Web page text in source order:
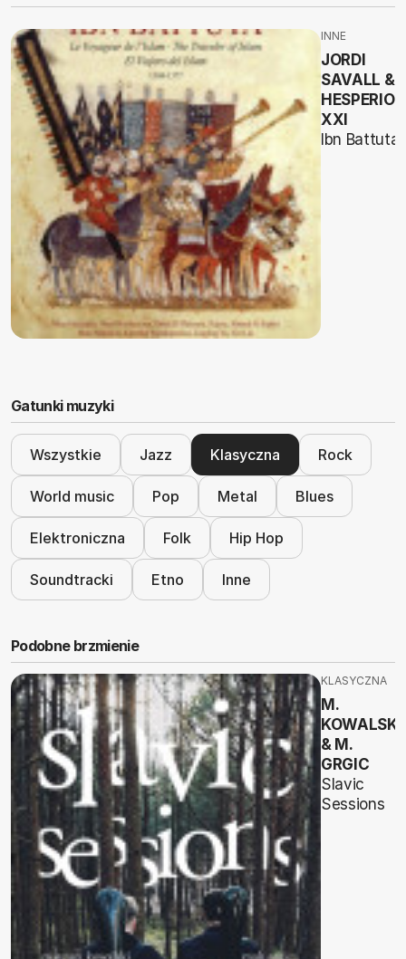
INNE
JORDI
SAVALL &
HESPERION
XXI
Ibn Battuta
Gatunki muzyki
Wszystkie Jazz Klasyczna Rock
World music Pop Metal Blues
Elektroniczna Folk Hip Hop
Soundtracki Etno Inne
Podobne brzmienie
KLASYCZNA
M.
KOWALSKI
& M.
GRGIC
Slavic
Sessions